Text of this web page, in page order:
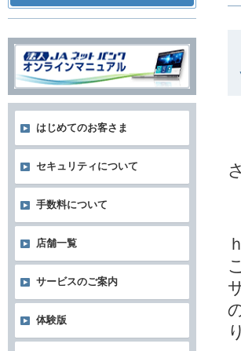
はじめてのお客さま
セキュリティについて
手数料について
店舗一覧
サービスのご案内
体験版